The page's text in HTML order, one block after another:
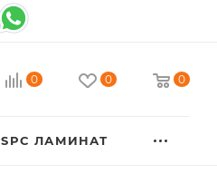
0 0 0
SPC ЛАМИНАТ